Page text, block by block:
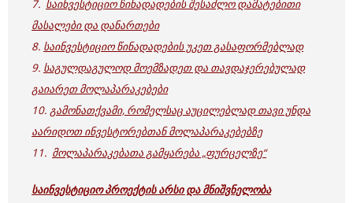
7. საინვესტიციო წინადადების შესაძლო დამატებითი
მასალები და დანართები
8. საინვესტიციო წინადადების უკეთ გასაფორმებლად
9. საგულდაგულოდ მოემზადეთ და თავდაჯერებულად
გაიარეთ მოლაპარაკებები
10. გამონათქვამი, რომელსაც აუცილებლად თავი უნდა
აარიდოთ ინვესტორებთან მოლაპარაკებებზე
11. მოლაპარაკებათა გამყარება „ფურცელზე“
საინვესტიციო პროექტის არსი და მნიშვნელობა